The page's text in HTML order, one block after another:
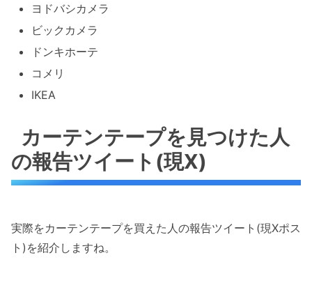
ヨドバシカメラ
ビックカメラ
ドンキホーテ
コメリ
IKEA
カーテンテープを見つけた人
の報告ツイート(現X)
実際をカーテンテープを買えた人の報告ツイート(現Xポス
ト)を紹介しますね。